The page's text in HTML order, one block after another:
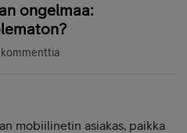
ongelmaa:
kommenttia
mobiilinetin asiakas, paikka